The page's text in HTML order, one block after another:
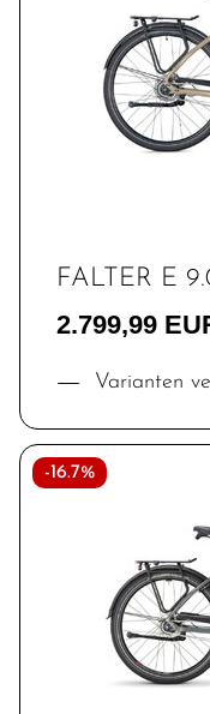
FALTER E
2.799,99
Varianten
-16.7%